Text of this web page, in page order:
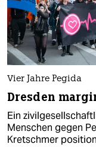
Vier Jahre Pegida
Dresden
Ein
Menschen gegen
Kretschmer